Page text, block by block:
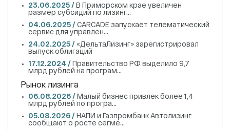
23.06.2025 /В Приморском крае увеличен
размер субсидий по лизинг...
04.06.2025 /CARCADE запускает телематический
сервис для управлен...
24.02.2025 / «ДельтаЛизинг» зарегистрировал
выпуск облигаций
17.12.2024 /Правительство РФ выделило 9,7
млрд рублей на програм...
Рынок лизинга
06.08.2026 /Малый бизнес привлек более 1,4
млрд рублей по програ...
05.08.2026 /НАПИ и Газпромбанк Автолизинг
сообщают о росте сегме...